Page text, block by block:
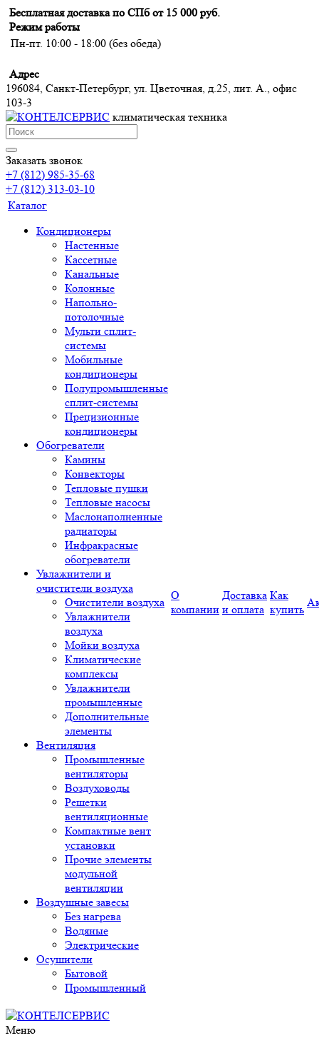
Бесплатная доставка по СПб от 15 000 руб.
Режим работы
Пн-пт. 10:00 - 18:00 (без обеда)
Адрес
196084, Санкт-Петербург, ул. Цветочная, д.25, лит. А., офис
103-3
климатическая техника
Заказать звонок
+7 (812) 985-35-68
+7 (812) 313-03-10
Каталог
Кондиционеры
Настенные
Кассетные
Канальные
Колонные
Напольно-
потолочные
Мульти сплит-
системы
Мобильные
кондиционеры
Полупромышленные
сплит-системы
Прецизионные
кондиционеры
Обогреватели
Камины
Конвекторы
Тепловые пушки
Тепловые насосы
Маслонаполненные
радиаторы
Инфракрасные
обогреватели
Увлажнители и
очистители воздуха
Очистители воздуха
Увлажнители
воздуха
Мойки воздуха
Климатические
комплексы
Увлажнители
промышленные
Дополнительные
элементы
Вентиляция
Промышленные
вентиляторы
Воздуховоды
Решетки
вентиляционные
Компактные вент
установки
Прочие элементы
модульной
вентиляции
Воздушные завесы
Без нагрева
Водяные
Электрические
Осушители
Бытовой
Промышленный
О
компании
Доставка
и оплата
Как
купить
Меню